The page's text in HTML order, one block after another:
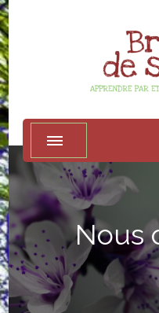
Association Brins de
Apprendre par et pour
Nous